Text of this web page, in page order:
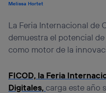
Melissa Hortet
La Feria Internacional de
demuestra el potencial
como motor de la
FICOD, la Feria
Digitales,carga este año